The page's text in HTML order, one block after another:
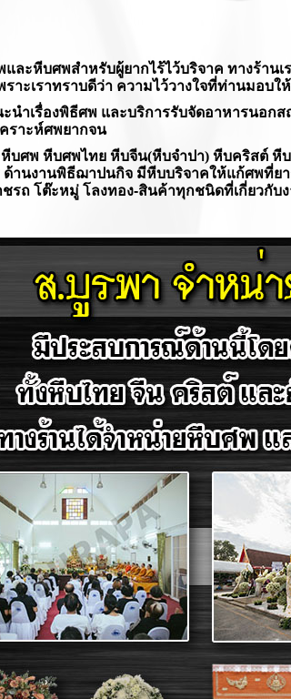
และหีบศพสำหรับผู้ยากไร้ไว้บริจาค ทางร้า
ราะเราทราบดีว่า ความไว้วางใจที่ท่านมอบ
ะนำเรื่องพิธีศพ และบริการรับจัดอาหารนอก
คราะห์ศพยากจน
บศพ หีบศพไทย หีบจีน(หีบจำปา) หีบคริสต์ หี
านงานพิธีฌาปนกิจ มีหีบบริจาคให้แก้ศพที่ยา
รถ โต๊ะหมู่ โลงทอง-สินค้าทุกชนิดที่เกี่ยวกับ